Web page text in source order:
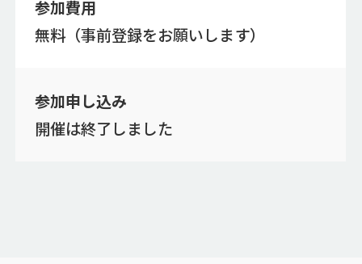
参加費用
無料（事前登録をお願いします）
参加申し込み
開催は終了しました